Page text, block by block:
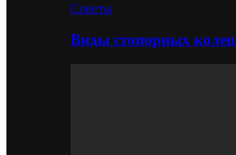
Советы
Виды стопорных колец